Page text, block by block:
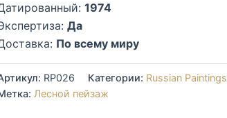
1974
Да
По всему миру
RP026 Категории: Russian Paintings
Лесной пейзаж